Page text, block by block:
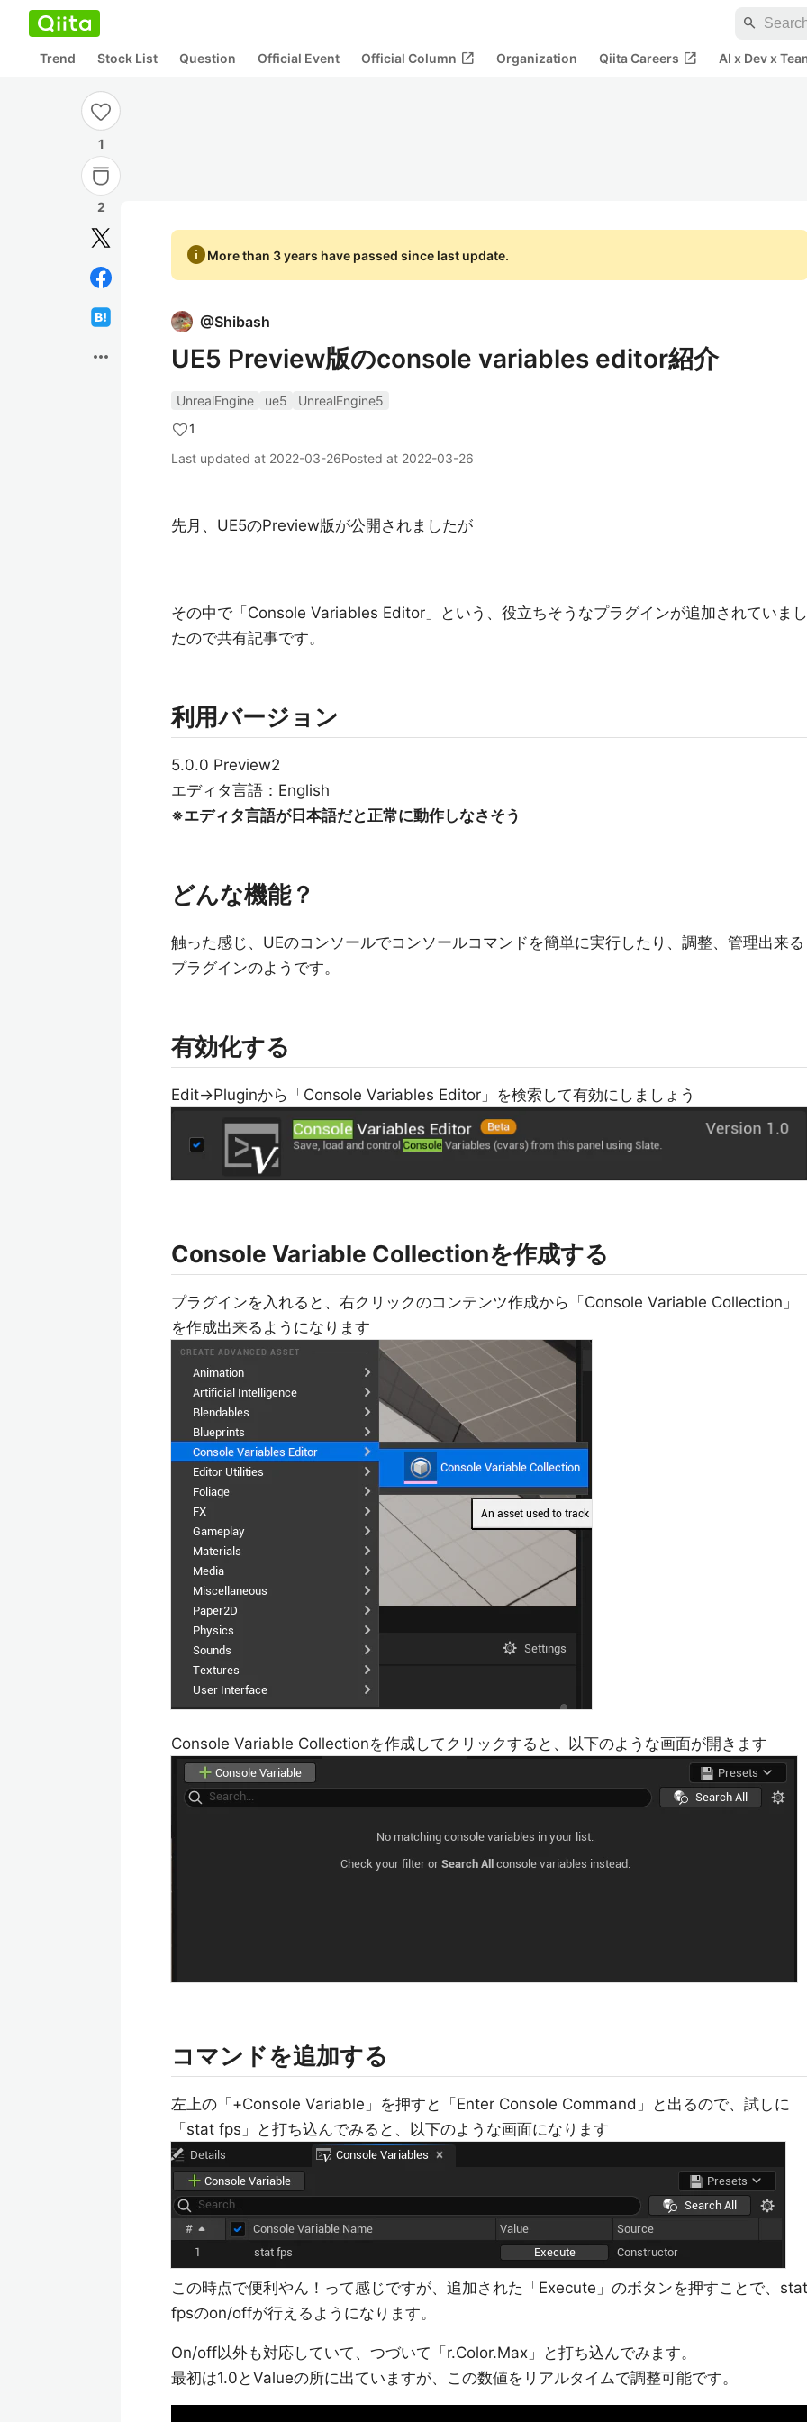
search
Trend Stock List Question Official Event Official Column open_in_new Organization Qiita Careers open_in_new AI x Dev x
1
2
more_horiz
infoMore than 3 years have passed since last update.
@Shibash
UE5 Preview版のconsole variables editor紹介
UnrealEngine ue5
UnrealEngine5
1
Last updated at 2022-03-26Posted at 2022-03-26
先月、UE5のPreview版が公開されましたが
その中で「Console Variables Editor」という、役立ちそうなプラグインが追加されていまし
たので共有記事です。
利用バージョン
5.0.0 Preview2
エディタ言語：English
※エディタ言語が日本語だと正常に動作しなさそう
どんな機能？
触った感じ、UEのコンソールでコンソールコマンドを簡単に実行したり、調整、管理出来る
プラグインのようです。
有効化する
Edit→Pluginから「Console Variables Editor」を検索して有効にしましょう
Console Variable Collectionを作成する
プラグインを入れると、右クリックのコンテンツ作成から「Console Variable Collection」
を作成出来るようになります
Console Variable Collectionを作成してクリックすると、以下のような画面が開きます
コマンドを追加する
左上の「+Console Variable」を押すと「Enter Console Command」と出るので、試しに
「stat fps」と打ち込んでみると、以下のような画面になります
この時点で便利やん！って感じですが、追加された「Execute」のボタンを押すことで、stat
fpsのon/offが行えるようになります。
On/off以外も対応していて、つづいて「r.Color.Max」と打ち込んでみます。
最初は1.0とValueの所に出ていますが、この数値をリアルタイムで調整可能です。